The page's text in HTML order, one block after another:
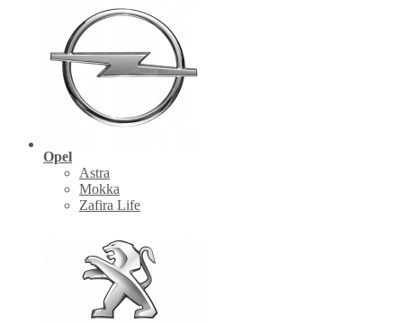
Opel
Astra
Mokka
Zafira Life